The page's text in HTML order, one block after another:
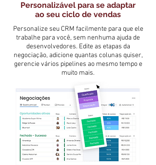
Personalizável para se adaptar
ao seu ciclo de vendas
Personalize seu CRM facilmente para que ele
trabalhe para você, sem nenhuma ajuda de
desenvolvedores. Edite as etapas da
negociação, adicione quantas colunas quiser,
gerencie vários pipelines ao mesmo tempo e
muito mais.